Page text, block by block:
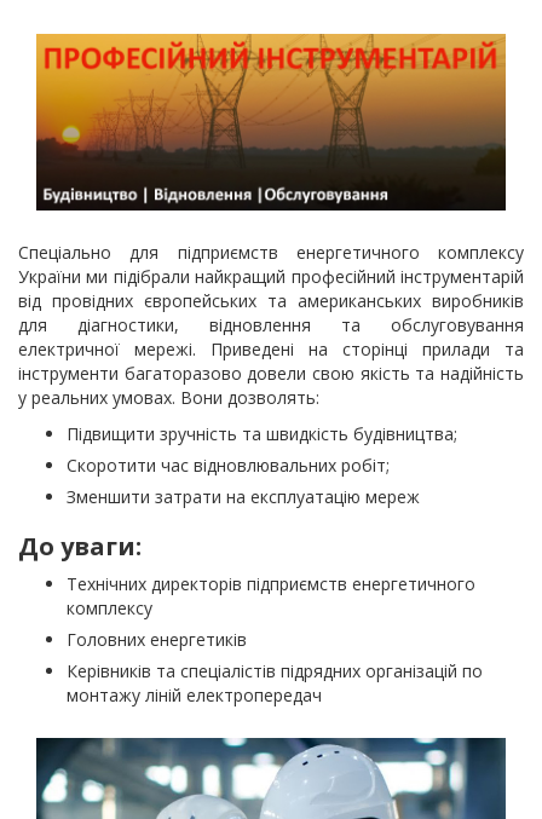
Спеціально для підприємств енергетичного комплексу
України ми підібрали найкращий професійний інструментарій
від провідних європейських та американських виробників
для діагностики, відновлення та обслуговування
електричної мережі. Приведені на сторінці прилади та
інструменти багаторазово довели свою якість та надійність
у реальних умовах. Вони дозволять:
Підвищити зручність та швидкість будівництва;
Скоротити час відновлювальних робіт;
Зменшити затрати на експлуатацію мереж
До уваги:
Технічних директорів підприємств енергетичного
комплексу
Головних енергетиків
Керівників та спеціалістів підрядних організацій по
монтажу ліній електропередач